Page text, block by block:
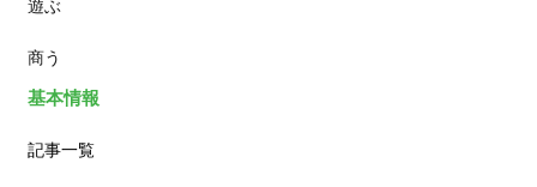
カフェ
遊ぶ
商う
基本情報
記事一覧